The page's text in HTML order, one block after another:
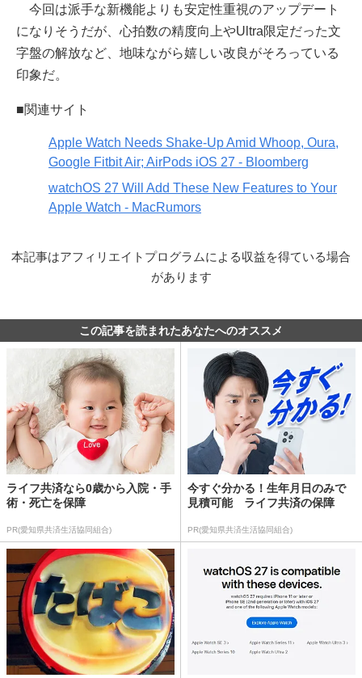
今回は派手な新機能よりも安定性重視のアップデート
になりそうだが、心拍数の精度向上やUltra限定だった文
字盤の解放など、地味ながら嬉しい改良がそろっている
印象だ。
■関連サイト
Apple Watch Needs Shake-Up Amid Whoop, Oura,
Google Fitbit Air; AirPods iOS 27 - Bloomberg
watchOS 27 Will Add These New Features to Your
Apple Watch - MacRumors
本記事はアフィリエイトプログラムによる収益を得ている場合
があります
この記事を読まれたあなたへのオススメ
ライフ共済なら0歳から入院・手
術・死亡を保障
PR(愛知県共済生活協同組合)
今すぐ分かる！生年月日のみで
見積可能 ライフ共済の保障
PR(愛知県共済生活協同組合)